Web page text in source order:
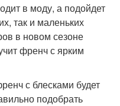
в моду, а подойдет
так и маленьких
в новом сезоне
френч с ярким
с блесками будет
подобрать